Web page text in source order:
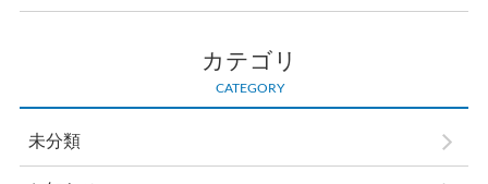
カテゴリ
CATEGORY
未分類